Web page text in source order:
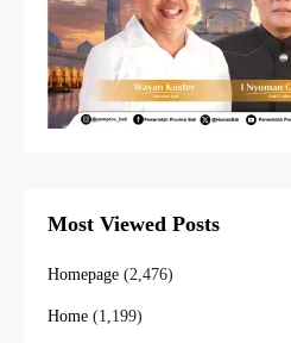
Most Viewed Posts
Homepage (2,476)
Home (1,199)